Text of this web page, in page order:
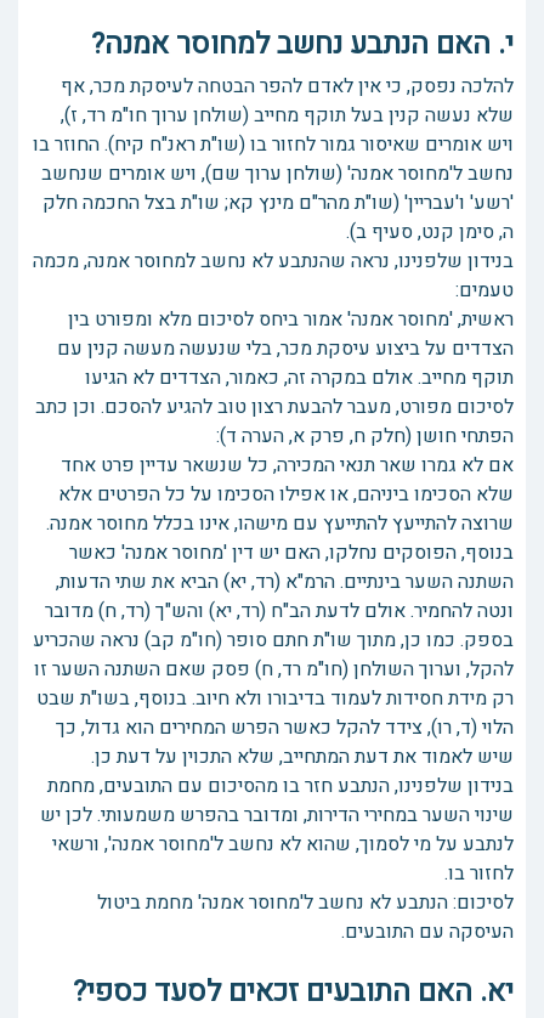
י. האם הנתבע נחשב למחוסר אמנה?
להלכה נפסק, כי אין לאדם להפר הבטחה לעיסקת מכר, אף
שלא נעשה קנין בעל תוקף מחייב (שולחן ערוך חו"מ רד, ז),
ויש אומרים שאיסור גמור לחזור בו (שו"ת ראנ"ח קיח). החוזר בו
נחשב ל'מחוסר אמנה' (שולחן ערוך שם), ויש אומרים שנחשב
'רשע' ו'עבריין' (שו"ת מהר"ם מינץ קא; שו"ת בצל החכמה חלק
ה, סימן קנט, סעיף ב).
בנידון שלפנינו, נראה שהנתבע לא נחשב למחוסר אמנה, מכמה
טעמים:
ראשית, 'מחוסר אמנה' אמור ביחס לסיכום מלא ומפורט בין
הצדדים על ביצוע עיסקת מכר, בלי שנעשה מעשה קנין עם
תוקף מחייב. אולם במקרה זה, כאמור, הצדדים לא הגיעו
לסיכום מפורט, מעבר להבעת רצון טוב להגיע להסכם. וכן כתב
הפתחי חושן (חלק ח, פרק א, הערה ד):
אם לא גמרו שאר תנאי המכירה, כל שנשאר עדיין פרט אחד
שלא הסכימו ביניהם, או אפילו הסכימו על כל הפרטים אלא
שרוצה להתייעץ להתייעץ עם מישהו, אינו בכלל מחוסר אמנה.
בנוסף, הפוסקים נחלקו, האם יש דין 'מחוסר אמנה' כאשר
השתנה השער בינתיים. הרמ"א (רד, יא) הביא את שתי הדעות,
ונטה להחמיר. אולם לדעת הב"ח (רד, יא) והש"ך (רד, ח) מדובר
בספק. כמו כן, מתוך שו"ת חתם סופר (חו"מ קב) נראה שהכריע
להקל, וערוך השולחן (חו"מ רד, ח) פסק שאם השתנה השער זו
רק מידת חסידות לעמוד בדיבורו ולא חיוב. בנוסף, בשו"ת שבט
הלוי (ד, רו), צידד להקל כאשר הפרש המחירים הוא גדול, כך
שיש לאמוד את דעת המתחייב, שלא התכוין על דעת כן.
בנידון שלפנינו, הנתבע חזר בו מהסיכום עם התובעים, מחמת
שינוי השער במחירי הדירות, ומדובר בהפרש משמעותי. לכן יש
לנתבע על מי לסמוך, שהוא לא נחשב ל'מחוסר אמנה', ורשאי
לחזור בו.
לסיכום: הנתבע לא נחשב ל'מחוסר אמנה' מחמת ביטול
העיסקה עם התובעים.
יא. האם התובעים זכאים לסעד כספי?